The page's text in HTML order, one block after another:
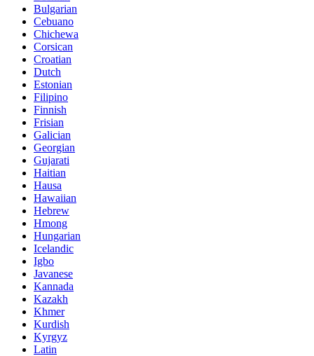
Bulgarian
Cebuano
Chichewa
Corsican
Croatian
Dutch
Estonian
Filipino
Finnish
Frisian
Galician
Georgian
Gujarati
Haitian
Hausa
Hawaiian
Hebrew
Hmong
Hungarian
Icelandic
Igbo
Javanese
Kannada
Kazakh
Khmer
Kurdish
Kyrgyz
Latin